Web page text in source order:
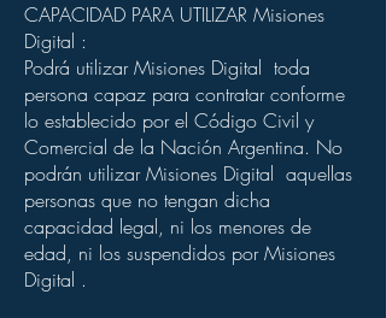
CAPACIDAD PARA UTILIZAR Misiones
Digital :
Podrá utilizar Misiones Digital toda
persona capaz para contratar conforme
lo establecido por el Código Civil y
Comercial de la Nación Argentina. No
podrán utilizar Misiones Digital aquellas
personas que no tengan dicha
capacidad legal, ni los menores de
edad, ni los suspendidos por Misiones
Digital .